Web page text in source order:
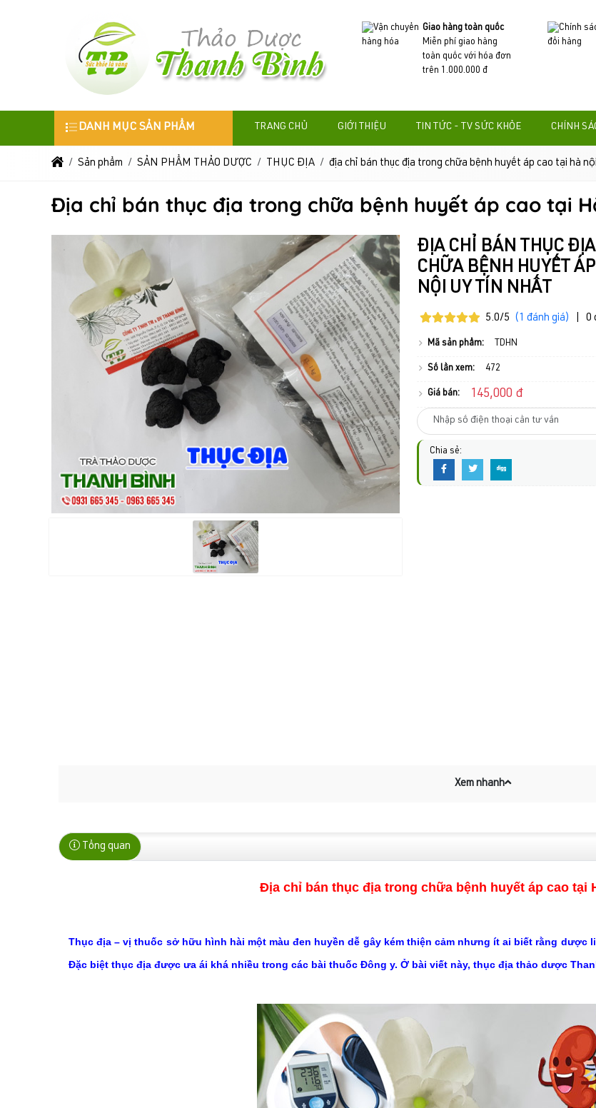
Giao hàng toàn quốc
Miễn phí giao hàng
toàn quốc với hóa đơn
trên 1.000.000 đ
DANH MỤC SẢN PHẨM TRANG CHỦ GIỚI THIỆU TIN TỨC - TV SỨC KHỎE CHÍNH
Sản phẩm SẢN PHẨM THẢO DƯỢC THỤC ĐỊA địa chỉ bán thục địa trong chữa bệnh huyết áp cao tại hà
Địa chỉ bán thục địa trong chữa bệnh huyết áp cao tại
ĐỊA CHỈ BÁN THỤC
CHỮA BỆNH HUYẾT
NỘI UY TÍN NHẤT
5.0/5 (1 đánh giá) 0
Mã sản phẩm: TDHN
Số lần xem: 472
Giá bán: 145,000 đ
Chia sẻ:
Xem nhanh
Tổng quan
Địa chỉ bán thục địa trong chữa bệnh huyết áp cao tại
Thục địa – vị thuốc sở hữu hình hài một màu đen huyền dễ gây kém thiện cảm nhưng ít ai biết rằng
Đặc biệt thục địa được ưa ái khá nhiều trong các bài thuốc Đông y. Ở bài viết này, thục địa thảo dược